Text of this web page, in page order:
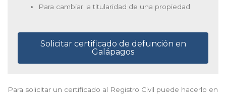
Para cambiar la titularidad de una propiedad
Solicitar certificado de defunción en
Galápagos
Para solicitar un certificado al Registro Civil puede hacerlo en